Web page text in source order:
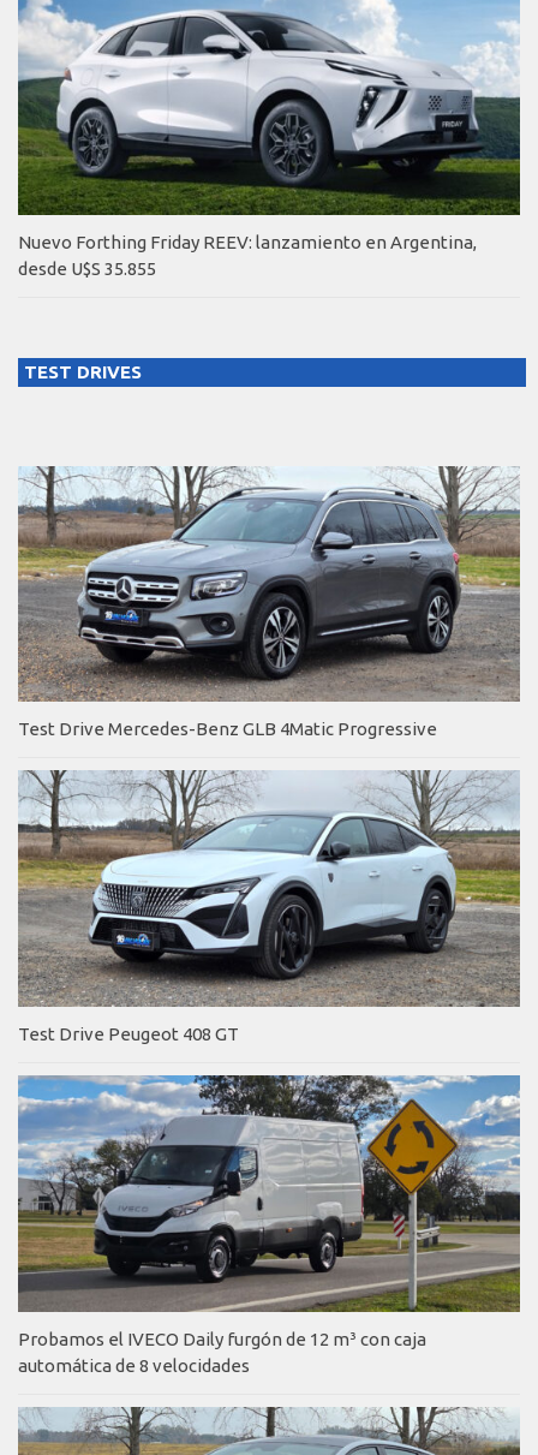
Nuevo Forthing Friday REEV: lanzamiento en Argentina,
desde U$S 35.855
TEST DRIVES
Test Drive Mercedes-Benz GLB 4Matic Progressive
Test Drive Peugeot 408 GT
Probamos el IVECO Daily furgón de 12 m³ con caja
automática de 8 velocidades